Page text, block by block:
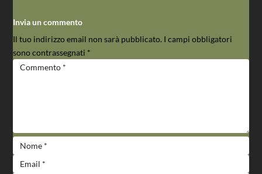
Invia un commento
Il tuo indirizzo email non sarà pubblicato. I campi obbligatori
sono contrassegnati *